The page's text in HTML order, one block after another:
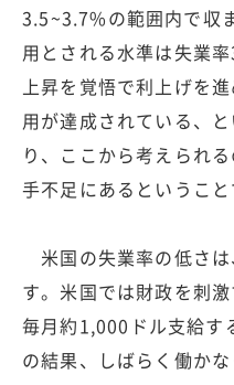
3.5~3.7%の範囲内で収
用とされる水準は失業
上昇を覚悟で利上げを
用が達成されている、
り、ここから考えられ
手不足にあるということ
米国の失業率の低さ
す。米国では財政を刺
毎月約1,000ドル支給す
の結果、しばらく働か